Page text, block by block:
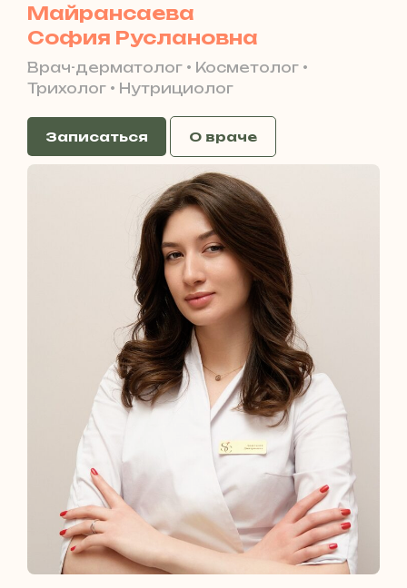
Майрансаева
София Руслановна
Врач-дерматолог • Косметолог •
Трихолог • Нутрициолог
Записаться О враче